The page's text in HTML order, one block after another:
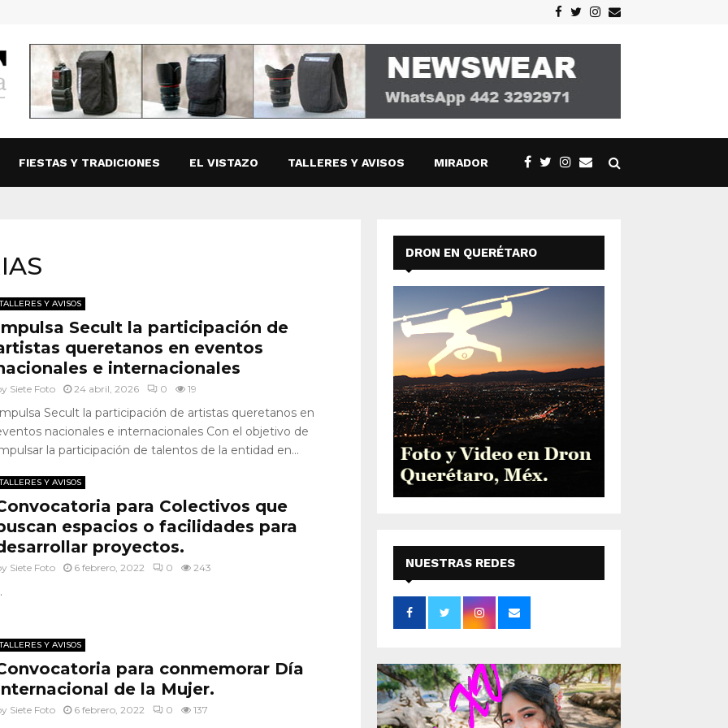
Facebook
TwitterInstagram
Email
FIESTAS Y TRADICIONES EL VISTAZO TALLERES Y AVISOS MIRADOR
TALLERES Y AVISOS
Secult la participación de
queretanos en eventos
e internacionales
Siete Foto 24 abril, 2026 0 19
Secult la participación de artistas queretanos en
nacionales e internacionales Con el objetivo de
la participación de talentos de la entidad en...
TALLERES Y AVISOS
para Colectivos que
espacios o facilidades para
proyectos.
Siete Foto 6 febrero, 2022 0 243
TALLERES Y AVISOS
para conmemorar Día
de la Mujer.
Siete Foto 6 febrero, 2022 0 137
DRON EN QUERÉTARO
NUESTRAS REDES
SOCIALES